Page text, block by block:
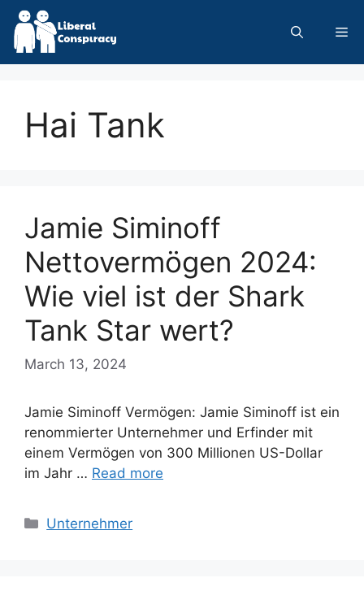
Skip
content
Hai Tank
Jamie Siminoff
Nettovermögen 2024:
Wie viel ist der Shark
Tank Star wert?
March 13, 2024
Jamie Siminoff Vermögen: Jamie Siminoff ist ein
renommierter Unternehmer und Erfinder mit
einem Vermögen von 300 Millionen US-Dollar
im Jahr … Read more
Categories
Unternehmer